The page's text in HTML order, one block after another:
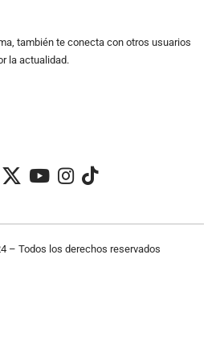
también te conecta con otros usuarios
la actualidad.
– Todos los derechos reservados